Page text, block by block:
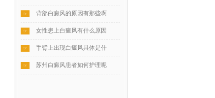
☞ 背部白癜风的原因有那些啊
☞ 女性患上白癜风有什么原因
☞ 手臂上出现白癜风具体是什
☞ 苏州白癜风患者如何护理呢